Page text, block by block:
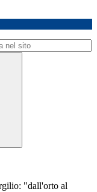
"dall'orto al